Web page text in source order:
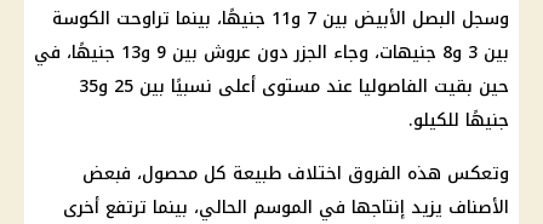
وسجل البصل الأبيض بين 7 و11 جنيهًا، بينما تراوحت الكوسة
بين 3 و8 جنيهات، وجاء الجزر دون عروش بين 9 و13 جنيهًا، في
حين بقيت الفاصوليا عند مستوى أعلى نسبيًا بين 25 و35
جنيهًا للكيلو.
وتعكس هذه الفروق اختلاف طبيعة كل محصول، فبعض
الأصناف يزيد إنتاجها في الموسم الحالي، بينما ترتفع أخرى